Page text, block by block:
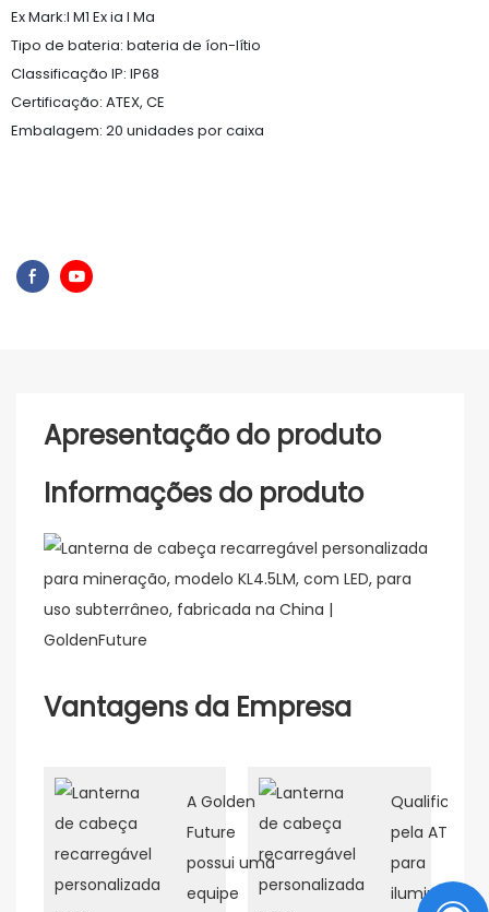
Ex Mark:I M1 Ex ia I Ma
Tipo de bateria: bateria de íon-lítio
Classificação IP: IP68
Certificação: ATEX, CE
Embalagem: 20 unidades por caixa
Apresentação do produto
Informações do produto
Vantagens da Empresa
A Golden
Future
possui uma
equipe
Qualificado
pela ATEX
para
iluminação